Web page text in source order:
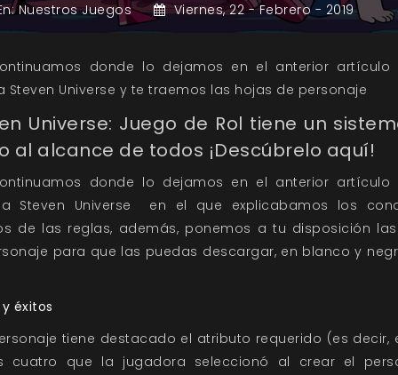
Nuestros Juegos Viernes,22 -Febrero - 2019
donde lo dejamos en el anterior artículo
Steven Universe y te traemos las hojas de personaje
Universe: Juego de Rol tiene un
al alcance de todos ¡Descúbrelo aquí!
donde lo dejamos en el anterior artículo
Steven Universe en el que explicabamos los
de las reglas, además, ponemos a tu disposición
para que las puedas descargar, en blanco y
éxitos
tiene destacado el atributo requerido (es decir,
cuatro que la jugadora seleccionó al crear el